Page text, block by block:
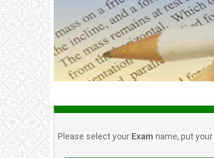
Please select your Exam name, put your